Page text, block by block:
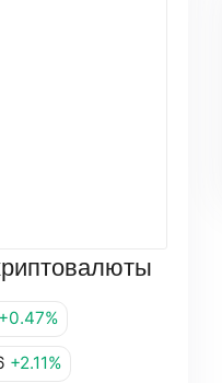
+0.47%
+2.11%